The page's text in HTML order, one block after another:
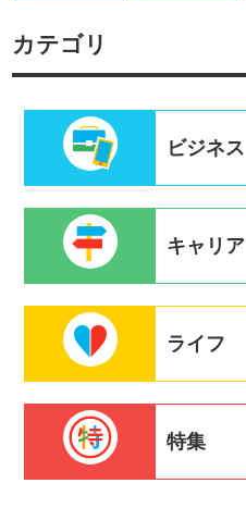
カテゴリ
ビジネス
キャリア
ライフ
特集